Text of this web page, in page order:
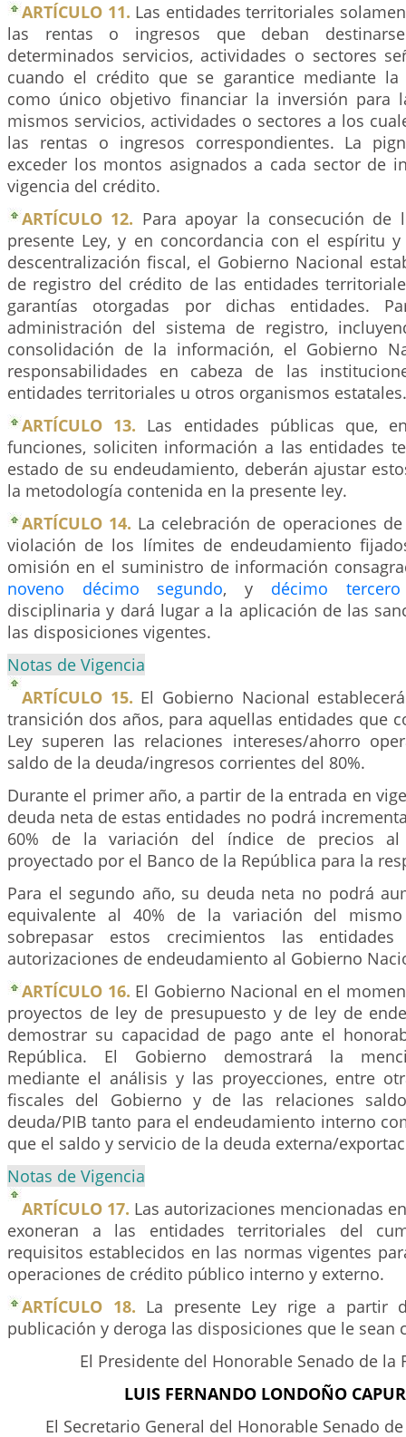
ARTÍCULO 11. Las entidades territoriales
las rentas o ingresos que deban
determinados servicios, actividades o sectores
cuando el crédito que se garantice mediante la
como único objetivo financiar la inversión para
mismos servicios, actividades o sectores a los
las rentas o ingresos correspondientes. La
exceder los montos asignados a cada sector de
vigencia del crédito.
ARTÍCULO 12. Para apoyar la consecución de
presente Ley, y en concordancia con el espíritu
descentralización fiscal, el Gobierno Nacional
de registro del crédito de las entidades
garantías otorgadas por dichas entidades.
administración del sistema de registro,
consolidación de la información, el Gobierno
responsabilidades en cabeza de las
entidades territoriales u otros organismos estatales.
ARTÍCULO 13. Las entidades públicas que,
funciones, soliciten información a las entidades
estado de su endeudamiento, deberán ajustar
la metodología contenida en la presente ley.
ARTÍCULO 14. La celebración de operaciones
violación de los límites de endeudamiento
omisión en el suministro de información
noveno
décimo segundo, y décimo tercero
disciplinaria y dará lugar a la aplicación de las
las disposiciones vigentes.
Notas de Vigencia
ARTÍCULO 15. El Gobierno Nacional
transición dos años, para aquellas entidades que
Ley superen las relaciones intereses/ahorro
saldo de la deuda/ingresos corrientes del 80%.
Durante el primer año, a partir de la entrada en
deuda neta de estas entidades no podrá
60% de la variación del índice de precios al
proyectado por el Banco de la República para la
Para el segundo año, su deuda neta no podrá
equivalente al 40% de la variación del
sobrepasar estos crecimientos las
autorizaciones de endeudamiento al Gobierno
ARTÍCULO 16. El Gobierno Nacional en el
proyectos de ley de presupuesto y de ley de
demostrar su capacidad de pago ante el
República. El Gobierno demostrará la
mediante el análisis y las proyecciones, entre
fiscales del Gobierno y de las relaciones
deuda/PIB tanto para el endeudamiento interno
que el saldo y servicio de la deuda externa/
Notas de Vigencia
ARTÍCULO 17. Las autorizaciones mencionadas
exoneran a las entidades territoriales del
requisitos establecidos en las normas vigentes
operaciones de crédito público interno y externo.
ARTÍCULO 18. La presente Ley rige a partir
publicación y deroga las disposiciones que le sean
El Presidente del Honorable Senado de la
LUIS FERNANDO LONDOÑO
El Secretario General del Honorable Senado